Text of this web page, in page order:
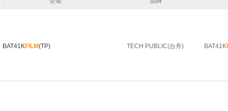
BAT41KFILM(TP) TECH PUBLIC(台舟) BAT41K